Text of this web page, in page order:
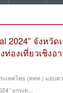
2024” จังหวั
องเที่ยวเชิงอ
ะเทศไทย (ททท.) มอบค
ยกระด...